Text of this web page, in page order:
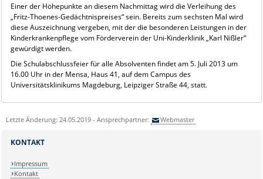
Einer der Höhepunkte an diesem Nachmittag wird die Verleihung des
„Fritz-Thoenes-Gedächtnispreises“ sein. Bereits zum sechsten Mal wird
diese Auszeichnung vergeben, mit der die besonderen Leistungen in der
Kinderkrankenpflege vom Förderverein der Uni-Kinderklinik „Karl Nißler“
gewürdigt werden.
Die Schulabschlussfeier für alle Absolventen findet am 5. Juli 2013 um
16.00 Uhr in der Mensa, Haus 41, auf dem Campus des
Universitätsklinikums Magdeburg, Leipziger Straße 44, statt.
Letzte Änderung: 24.05.2019 - Ansprechpartner: Webmaster
KONTAKT
Impressum
Kontakt